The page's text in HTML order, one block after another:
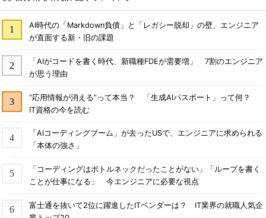
AI時代の「Markdown負債」と「レガシー脱却」の壁、エンジニア
が直面する新・旧の課題
「AIがコードを書く時代、新職種FDEが需要増」 7割のエンジニア
が思う理由
“応用情報が消える”って本当？ 「生成AIパスポート」って何？
IT資格の今を読む
「AIコーディングブーム」が去ったUSで、エンジニアに求められる
「本体の強さ」
「コーディングはボトルネックだったことがない」「ループを書く
ことが仕事になる」 今エンジニアに必要な視点
富士通を抜いて2位に躍進したITベンダーは？ IT業界の就職人気企